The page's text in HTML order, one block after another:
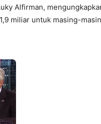
Alfirman,
miliar untuk masing-